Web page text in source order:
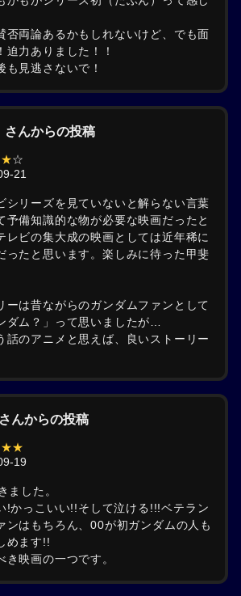
否両論あるかもしれないけど、でも面
迫力ありました！！
も見逃さないで！
さんからの投稿
☆
21
シリーズを見ていないと解らない言葉
予備知識的な物が必要な映画だったと
レビの集大成の映画としては近年稀に
ったと思います。楽しみに待った甲斐
ーは昔ながらのガンダムファンとして
ダム？」って思いましたが…
話のアニメと思えば、良いストーリー
んからの投稿
19
ました。
!かっこいい!!そして泣ける!!!ベテラン
ンはもちろん、00が初ガンダムの人も
めます!!
き映画の一つです。